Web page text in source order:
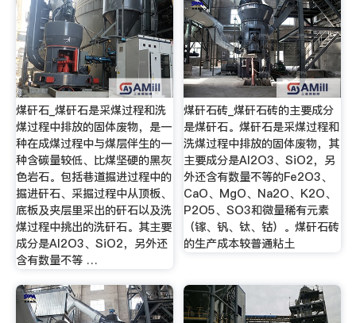
煤矸石_煤矸石是采煤过程和洗
煤过程中排放的固体废物，是一
种在成煤过程中与煤层伴生的一
种含碳量较低、比煤坚硬的黑灰
色岩石。包括巷道掘进过程中的
掘进矸石、采掘过程中从顶板、
底板及夹层里采出的矸石以及洗
煤过程中挑出的洗矸石。其主要
成分是Al2O3、SiO2，另外还
含有数量不等 …
煤矸石砖_煤矸石砖的主要成分
是煤矸石。煤矸石是采煤过程和
洗煤过程中排放的固体废物，其
主要成分是Al2O3、SiO2，另
外还含有数量不等的Fe2O3、
CaO、MgO、Na2O、K2O、
P2O5、SO3和微量稀有元素
（镓、钒、钛、钴）。煤矸石砖
的生产成本较普通粘土